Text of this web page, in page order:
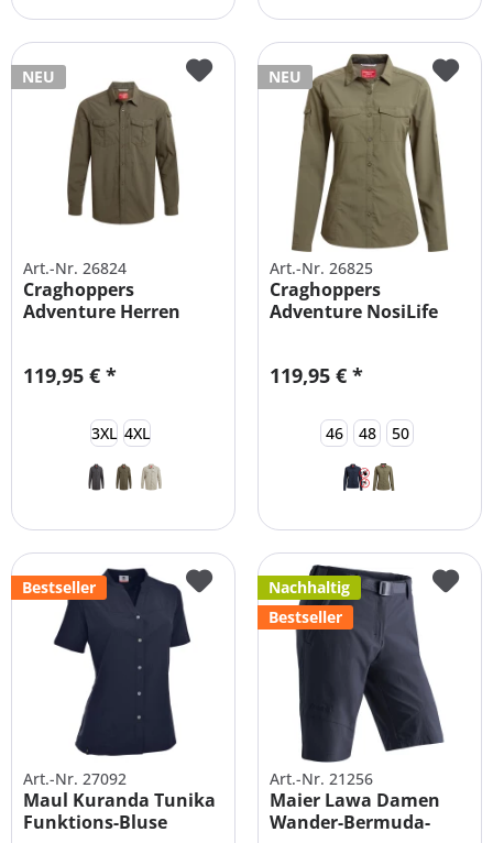
NEU
Art.-Nr. 26824
Craghoppers
Adventure Herren
119,95 € *
3XL 4XL
NEU
Art.-Nr. 26825
Craghoppers
Adventure NosiLife
119,95 € *
46 48 50
Bestseller
Art.-Nr. 27092
Maul Kuranda Tunika
Funktions-Bluse
Nachhaltig
Bestseller
Art.-Nr. 21256
Maier Lawa Damen
Wander-Bermuda-